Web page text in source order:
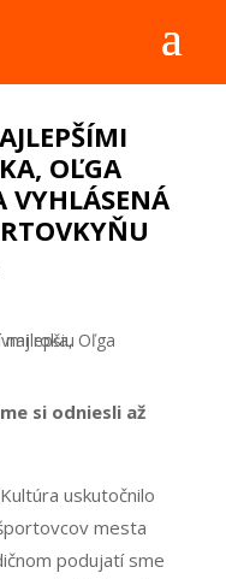
OĽGA
VYHLÁSENÁ
si odniesli až
uskutočnilo
mesta
podujatí sme